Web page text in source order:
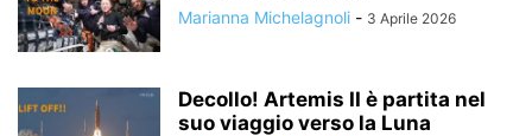
Marianna Michelagnoli - 3 Aprile 2026
Decollo! Artemis II è partita nel
suo viaggio verso la Luna